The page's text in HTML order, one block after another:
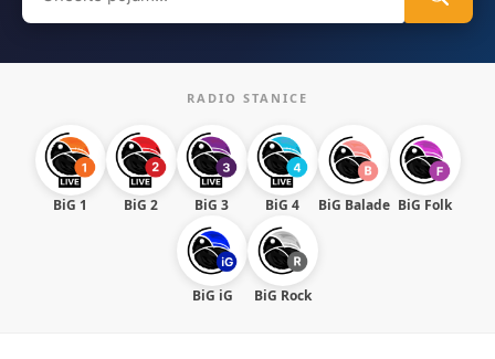
for:
RADIO STANICE
BiG 1 BiG 2 BiG 3 BiG 4 BiG Balade BiG Folk
BiG iG BiG Rock